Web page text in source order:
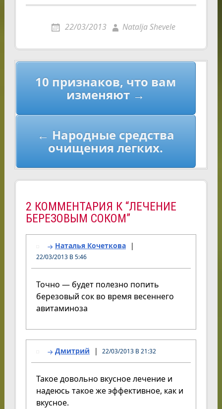
22/03/2013 Natalja Shevele
Навигация
10 признаков, что вам
изменяют →
← Народные средства
очищения легких.
2 КОММЕНТАРИЯ К “ЛЕЧЕНИЕ
БЕРЕЗОВЫМ СОКОМ”
Наталья Кочеткова
22/03/2013 В 5:46
Точно — будет полезно попить
березовый сок во время весеннего
авитаминоза
Дмитрий 22/03/2013 В 21:32
Такое довольно вкусное лечение и
надеюсь такое же эффективное, как и
вкусное.